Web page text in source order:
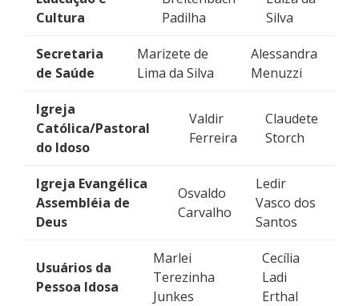
Cultura
Padilha
Silva
Secretaria
de Saúde
Marizete de
Lima da Silva
Alessandra
Menuzzi
Igreja
Católica/Pastoral
do Idoso
Valdir
Ferreira
Claudete
Storch
Igreja Evangélica
Assembléia de
Deus
Osvaldo
Carvalho
Ledir
Vasco dos
Santos
Usuários da
Pessoa Idosa
Marlei
Terezinha
Junkes
Cecília
Ladi
Erthal